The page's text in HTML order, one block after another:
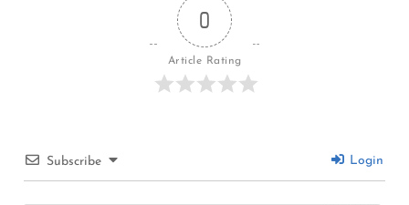
0
Article Rating
Subscribe Login